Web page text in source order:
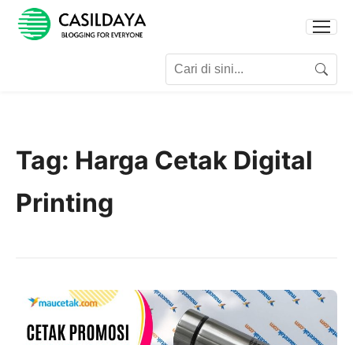
Search
Tag: Harga Cetak Digital
Printing